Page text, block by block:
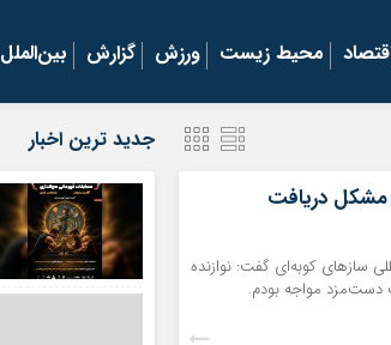
محیط زیست ورزش گزارش بین‌الملل
مشکل دریافت
سازهای کوبه‌ای گفت: نوازنده
دست‌مزد مواجه بودم.
جدید ترین اخبار